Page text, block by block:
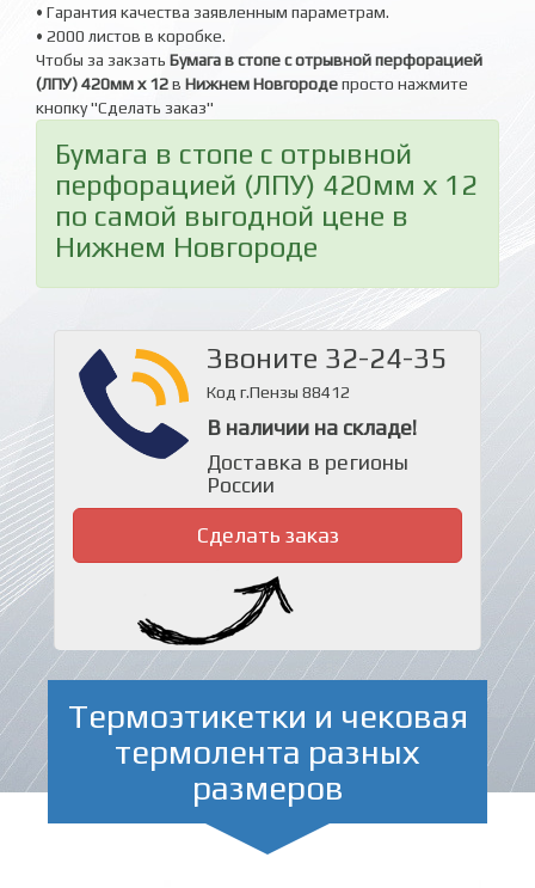
• Гарантия качества заявленным параметрам.
• 2000 листов в коробке.
Чтобы за закзать Бумага в стопе с отрывной перфорацией
(ЛПУ) 420мм х 12в Нижнем Новгородепросто нажмите
кнопку "Сделать заказ"
Бумага в стопе с отрывной
перфорацией (ЛПУ) 420мм х 12
по самой выгодной цене в
Нижнем Новгороде
Звоните 32-24-35
Код г.Пензы 88412
В наличии на складе!
Доставка в регионы
России
Сделать заказ
Термоэтикетки и чековая
термолента разных
размеров